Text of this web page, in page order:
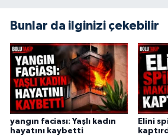
Bunlar da ilginizi çekebilir
yangın faciası: Yaşlı kadın
hayatını kaybetti
Elini